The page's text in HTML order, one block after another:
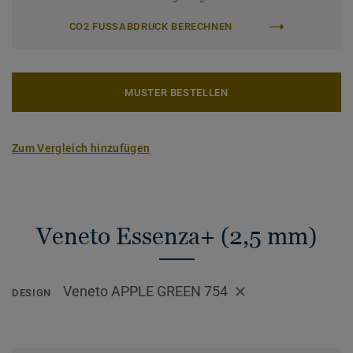
CO2 FUSSABDRUCK BERECHNEN
MUSTER BESTELLEN
Zum Vergleich hinzufügen
Veneto Essenza+ (2,5 mm)
DESIGN Veneto APPLE GREEN 754